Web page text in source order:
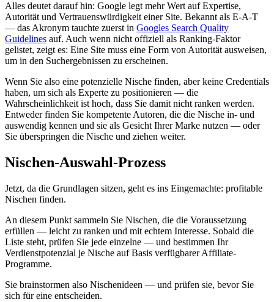
Alles deutet darauf hin: Google legt mehr Wert auf Expertise,
Autorität und Vertrauenswürdigkeit einer Site. Bekannt als E-A-T
— das Akronym tauchte zuerst in Googles Search Quality
Guidelines auf. Auch wenn nicht offiziell als Ranking-Faktor
gelistet, zeigt es: Eine Site muss eine Form von Autorität ausweisen,
um in den Suchergebnissen zu erscheinen.
Wenn Sie also eine potenzielle Nische finden, aber keine Credentials
haben, um sich als Experte zu positionieren — die
Wahrscheinlichkeit ist hoch, dass Sie damit nicht ranken werden.
Entweder finden Sie kompetente Autoren, die die Nische in- und
auswendig kennen und sie als Gesicht Ihrer Marke nutzen — oder
Sie überspringen die Nische und ziehen weiter.
Nischen-Auswahl-Prozess
Jetzt, da die Grundlagen sitzen, geht es ins Eingemachte: profitable
Nischen finden.
An diesem Punkt sammeln Sie Nischen, die die Voraussetzung
erfüllen — leicht zu ranken und mit echtem Interesse. Sobald die
Liste steht, prüfen Sie jede einzelne — und bestimmen Ihr
Verdienstpotenzial je Nische auf Basis verfügbarer Affiliate-
Programme.
Sie brainstormen also Nischenideen — und prüfen sie, bevor Sie
sich für eine entscheiden.